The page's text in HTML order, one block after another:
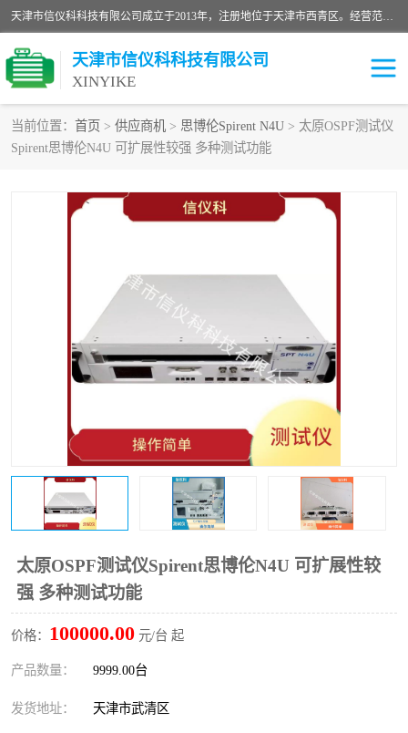
天津市信仪科科技有限公司成立于2013年，注册地位于天津市西青区。经营范围包括计算机软件、电子产品、仪器技术开发、技术转让、技术咨询、技术服务、网络工程、电子监控工程安装等；主要产品有：网络流量测试仪、Ixia XM2、XM12、XGS2、XGS12、400T、1600T、X16网络协议分析仪，Agilent N2X 等等各种型号，欢迎来电咨询。
天津市信仪科科技有限公司
XINYIKE
当前位置： 首页 > 供应商机 > 思博伦Spirent N4U > 太原OSPF测试仪
Spirent思博伦N4U 可扩展性较强 多种测试功能
太原OSPF测试仪Spirent思博伦N4U 可扩展性较
强 多种测试功能
价格： 100000.00 元/台 起
产品数量： 9999.00台
发货地址： 天津市武清区
思博伦Spirent C50 思博伦Spirent C1
思博伦Spirent C100 思博伦Spirent N4U
思博伦SPT-2000A-HS
思博伦Spirent SPT-3U 思博伦TestCenter
发包仪IXIA XGS2 思博伦Spirent SPT-9000A